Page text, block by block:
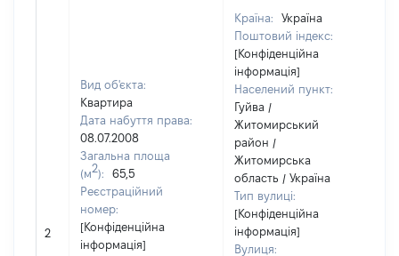
2
Вид об'єкта:
Квартира
Дата набуття права:
08.07.2008
Загальна площа
(м2):
65,5
Реєстраційний
номер:
[Конфіденційна
інформація]
Країна:
Україна
Поштовий індекс:
[Конфіденційна
інформація]
Населений пункт:
Гуйва /
Житомирський
район /
Житомирська
область / Україна
Тип вулиці:
[Конфіденційна
інформація]
Вулиця: